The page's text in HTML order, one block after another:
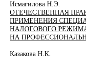
Исмагилова Н.Э.
ОТЕЧЕСТВЕННАЯ
ПРИМЕНЕНИЯ
НАЛОГОВОГО
НА
Казакова Н.К.